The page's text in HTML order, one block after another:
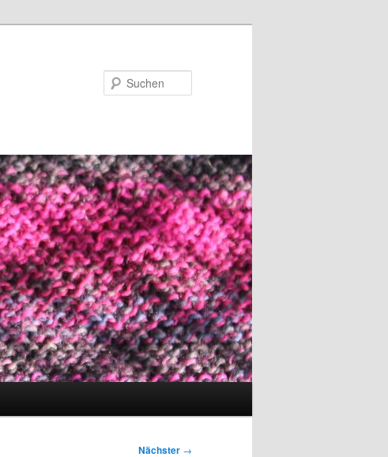
Nächster →